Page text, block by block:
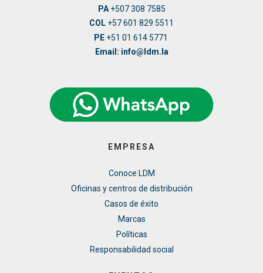
PA+507 308 7585
COL +57 601 829 5511
PE +51 01 614 5771
Email: info@ldm.la
EMPRESA
Conoce LDM
Oficinas y centros de distribución
Casos de éxito
Marcas
Políticas
Responsabilidad social